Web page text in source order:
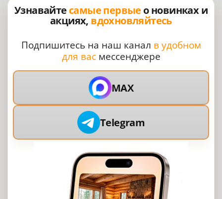
Узнавайте самые первые о новинках и
акциях, вдохновляйтесь
Подпишитесь на наш канал в удобном
для васмессенджере
MAX
Telegram